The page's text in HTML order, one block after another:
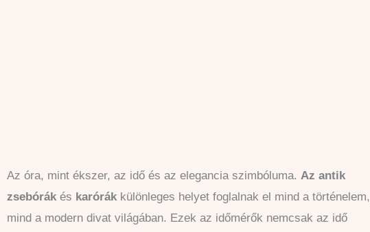
Az óra, mint ékszer, az idő és az elegancia szimbóluma. Az antik
zsebórák és karórák különleges helyet foglalnak el mind a történelem,
mind a modern divat világában. Ezek az időmérők nemcsak az idő